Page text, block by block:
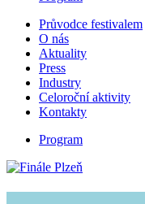
Průvodce festivalem
O nás
Aktuality
Press
Industry
Celoroční aktivity
Kontakty
Program